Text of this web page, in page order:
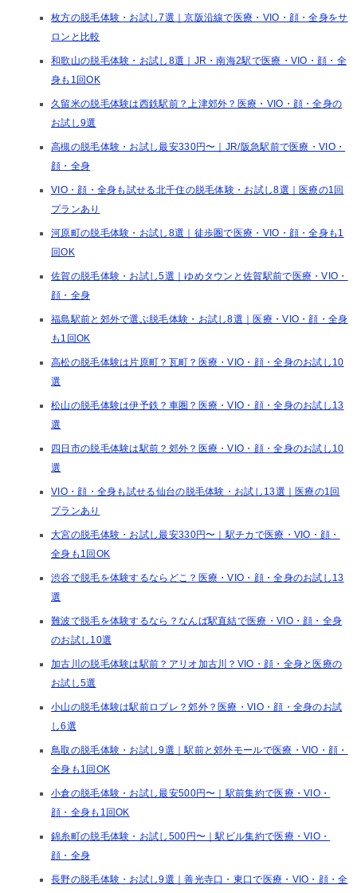
枚方の脱毛体験・お試し7選｜京阪沿線で医療・VIO・顔・全身をサ
ロンと比較
和歌山の脱毛体験・お試し8選｜JR・南海2駅で医療・VIO・顔・全
身も1回OK
久留米の脱毛体験は西鉄駅前？上津郊外？医療・VIO・顔・全身の
お試し9選
高槻の脱毛体験・お試し最安330円〜｜JR/阪急駅前で医療・VIO・
顔・全身
VIO・顔・全身も試せる北千住の脱毛体験・お試し8選｜医療の1回
プランあり
河原町の脱毛体験・お試し8選｜徒歩圏で医療・VIO・顔・全身も1
回OK
佐賀の脱毛体験・お試し5選｜ゆめタウンと佐賀駅前で医療・VIO・
顔・全身
福島駅前と郊外で選ぶ脱毛体験・お試し8選｜医療・VIO・顔・全身
も1回OK
高松の脱毛体験は片原町？瓦町？医療・VIO・顔・全身のお試し10
選
松山の脱毛体験は伊予鉄？車圏？医療・VIO・顔・全身のお試し13
選
四日市の脱毛体験は駅前？郊外？医療・VIO・顔・全身のお試し10
選
VIO・顔・全身も試せる仙台の脱毛体験・お試し13選｜医療の1回
プランあり
大宮の脱毛体験・お試し最安330円〜｜駅チカで医療・VIO・顔・
全身も1回OK
渋谷で脱毛を体験するならどこ？医療・VIO・顔・全身のお試し13
選
難波で脱毛を体験するなら？なんば駅直結で医療・VIO・顔・全身
のお試し10選
加古川の脱毛体験は駅前？アリオ加古川？VIO・顔・全身と医療の
お試し5選
小山の脱毛体験は駅前ロブレ？郊外？医療・VIO・顔・全身のお試
し6選
鳥取の脱毛体験・お試し9選｜駅前と郊外モールで医療・VIO・顔・
全身も1回OK
小倉の脱毛体験・お試し最安500円〜｜駅前集約で医療・VIO・
顔・全身も1回OK
錦糸町の脱毛体験・お試し500円〜｜駅ビル集約で医療・VIO・
顔・全身
長野の脱毛体験・お試し9選｜善光寺口・東口で医療・VIO・顔・全